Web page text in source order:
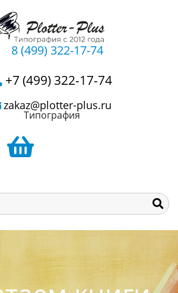
8 (499) 322-17-74
+7 (499) 322-17-74
zakaz@plotter-plus.ru
Типография
и